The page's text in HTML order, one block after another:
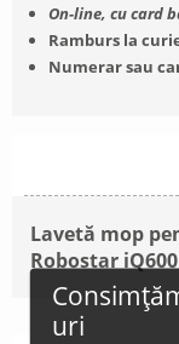
On-line, cu card
Ramburs la
Numerar sau
Lavetă mop
Robostar iQ600
uri